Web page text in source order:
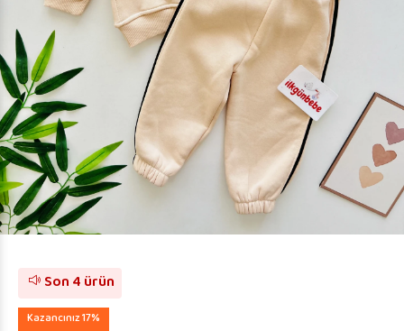
Son 4 ürün
Kazancınız 17%